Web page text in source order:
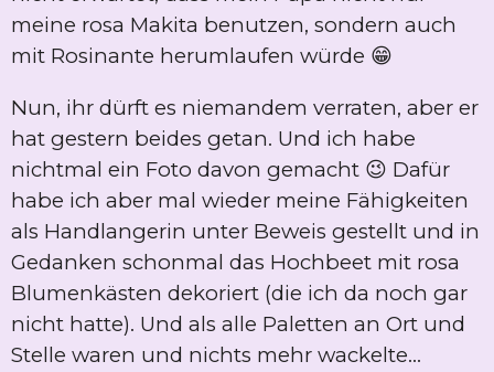
meine rosa Makita benutzen, sondern auch
mit Rosinante herumlaufen würde 😁
Nun, ihr dürft es niemandem verraten, aber er
hat gestern beides getan. Und ich habe
nichtmal ein Foto davon gemacht 😉 Dafür
habe ich aber mal wieder meine Fähigkeiten
als Handlangerin unter Beweis gestellt und in
Gedanken schonmal das Hochbeet mit rosa
Blumenkästen dekoriert (die ich da noch gar
nicht hatte). Und als alle Paletten an Ort und
Stelle waren und nichts mehr wackelte...